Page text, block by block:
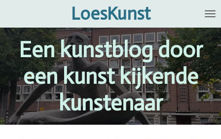
naar
de
hoofdinhoud
LoesKunst
Een kunstblog door
een kunst kijkende
kunstenaar